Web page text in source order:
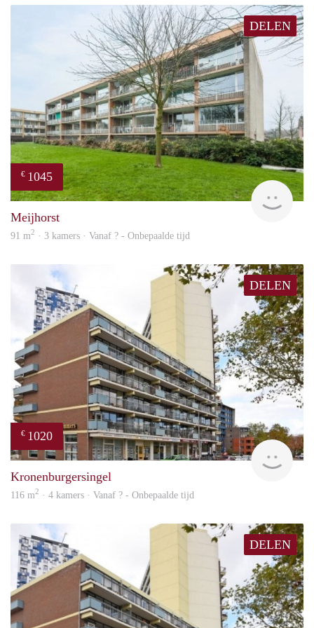
DELEN
€ 1045
Meijhorst
91 m2 · 3 kamers · Vanaf ? - Onbepaalde tijd
DELEN
€ 1020
Kronenburgersingel
116 m2 · 4 kamers · Vanaf ? - Onbepaalde tijd
DELEN